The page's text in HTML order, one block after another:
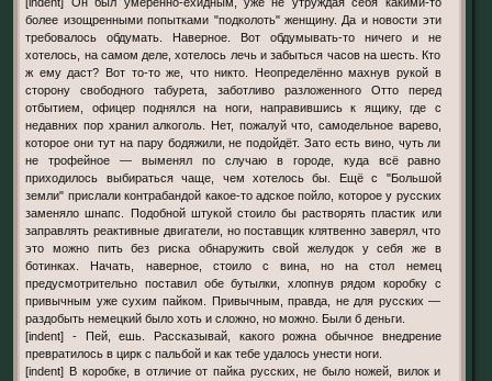
более изощренными попытками "подколоть" женщину. Да и новости эти
требовалось обдумать. Наверное. Вот обдумывать-то ничего и не
хотелось, на самом деле, хотелось лечь и забыться часов на шесть. Кто
ж ему даст? Вот то-то же, что никто. Неопределённо махнув рукой в
сторону свободного табурета, заботливо разложенного Отто перед
отбытием, офицер поднялся на ноги, направившись к ящику, где с
недавних пор хранил алкоголь. Нет, пожалуй что, самодельное варево,
которое они тут на пару бодяжили, не подойдёт. Зато есть вино, чуть ли
не трофейное — выменял по случаю в городе, куда всё равно
приходилось выбираться чаще, чем хотелось бы. Ещё с "Большой
земли" прислали контрабандой какое-то адское пойло, которое у русских
заменяло шнапс. Подобной штукой стоило бы растворять пластик или
заправлять реактивные двигатели, но поставщик клятвенно заверял, что
это можно пить без риска обнаружить свой желудок у себя же в
ботинках. Начать, наверное, стоило с вина, но на стол немец
предусмотрительно поставил обе бутылки, хлопнув рядом коробку с
привычным уже сухим пайком. Привычным, правда, не для русских —
раздобыть немецкий было хоть и сложно, но можно. Были б деньги.
[indent] - Пей, ешь. Рассказывай, какого рожна обычное внедрение
превратилось в цирк с пальбой и как тебе удалось унести ноги.
[indent] В коробке, в отличие от пайка русских, не было ножей, вилок и